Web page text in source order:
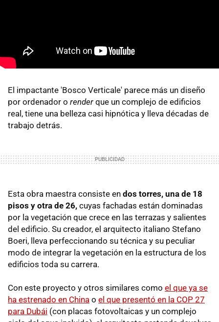
El impactante 'Bosco Verticale' parece más un diseño
por ordenador o render que un complejo de edificios
real, tiene una belleza casi hipnótica y lleva décadas de
trabajo detrás.
Esta obra maestra consiste en dos torres, una de 18
pisos y otra de 26, cuyas fachadas están dominadas
por la vegetación que crece en las terrazas y salientes
del edificio. Su creador, el arquitecto italiano Stefano
Boeri, lleva perfeccionando su técnica y su peculiar
modo de integrar la vegetación en la estructura de los
edificios toda su carrera.
Con este proyecto y otros similares como el que ya se
ha estrenado en China o el que presentó en la COP 27
para Dubái (con placas fotovoltaicas y un complejo